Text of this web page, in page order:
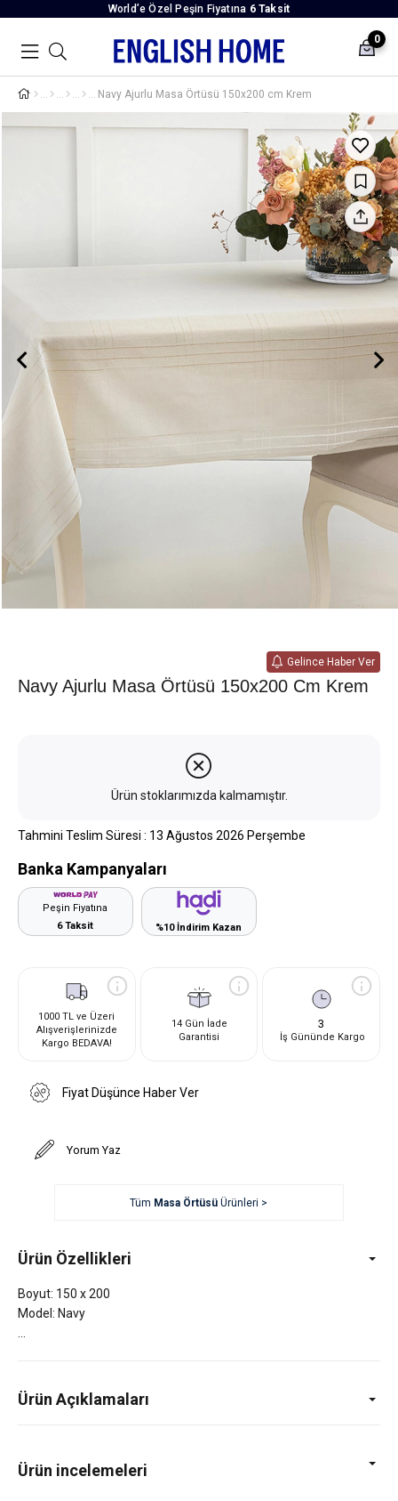
World’e Özel Peşin Fiyatına 6 Taksit
0
Navy Ajurlu Masa Örtüsü 150x200 cm Krem
Gelince Haber Ver
Navy Ajurlu Masa Örtüsü 150x200 Cm Krem
Ürün stoklarımızda kalmamıştır.
Tahmini Teslim Süresi : 13 Ağustos 2026 Perşembe
Banka Kampanyaları
Peşin Fiyatına
6 Taksit
%10 İndirim Kazan
1000 TL ve Üzeri
Alışverişlerinizde
Kargo BEDAVA!
14 Gün İade
Garantisi
3
İş Gününde Kargo
Fiyat Düşünce Haber Ver
Yorum Yaz
Tüm Masa Örtüsü Ürünleri >
Ürün Özellikleri
Boyut: 150 x 200
Model: Navy
Ürün Açıklamaları